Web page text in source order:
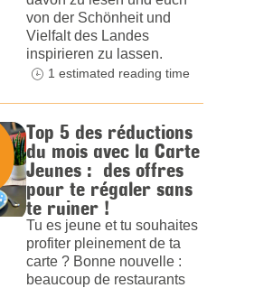
von der Schönheit und
Vielfalt des Landes
inspirieren zu lassen.
1 estimated reading time
Top 5 des réductions
du mois avec la Carte
Jeunes : des offres
pour te régaler sans
te ruiner !
Tu es jeune et tu souhaites
profiter pleinement de ta
carte ? Bonne nouvelle :
beaucoup de restaurants